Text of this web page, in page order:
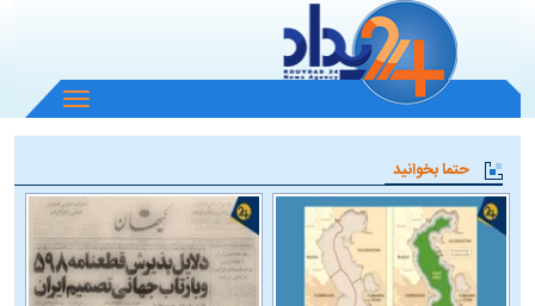
باز
و
منو
حتما بخوانید